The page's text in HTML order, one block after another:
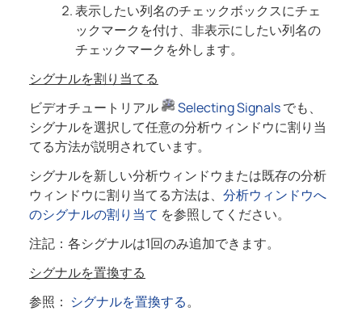
表示したい列名のチェックボックスにチェ
ックマークを付け、非表示にしたい列名の
チェックマークを外します。
シグナルを割り当てる
ビデオチュートリアル
Selecting Signalsでも、
シグナルを選択して任意の分析ウィンドウに割り当
てる方法が説明されています。
シグナルを新しい分析ウィンドウまたは既存の分析
ウィンドウに割り当てる方法は、 分析ウィンドウへ
のシグナルの割り当て を参照してください。
注記：各シグナルは1回のみ追加できます。
シグナルを置換する
参照： シグナルを置換する。